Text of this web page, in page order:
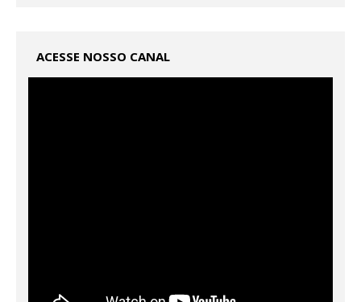
ACESSE NOSSO CANAL